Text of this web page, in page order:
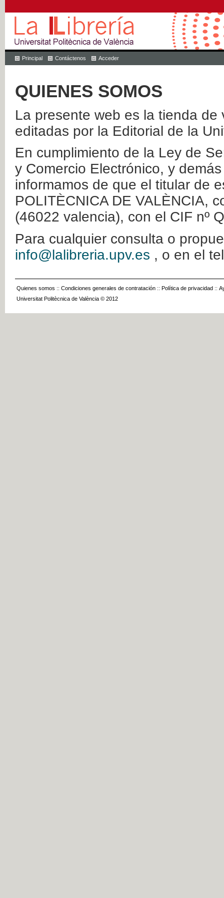
Principal Contáctenos Acceder
QUIENES SOMOS
La presente web es la tienda
editadas por la Editorial de la
En cumplimiento de la Ley de
y Comercio Electrónico, y
informamos de que el titular de
POLITÈCNICA DE VALÈNCIA,
(46022 valencia), con el CIF nº
Para cualquier consulta o
info@lalibreria.upv.es , o en el
Quienes somos :: Condiciones generales de contratación :: Política de privacidad ::
Universitat Politècnica de València © 2012